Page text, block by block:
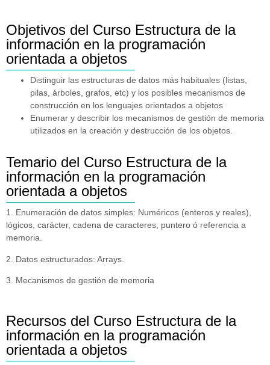
Objetivos del Curso Estructura de la
información en la programación
orientada a objetos
Distinguir las estructuras de datos más habituales (listas,
pilas, árboles, grafos, etc) y los posibles mecanismos de
construcción en los lenguajes orientados a objetos
Enumerar y describir los mecanismos de gestión de memoria
utilizados en la creación y destrucción de los objetos.
Temario del Curso Estructura de la
información en la programación
orientada a objetos
1. Enumeración de datos simples: Numéricos (enteros y reales),
lógicos, carácter, cadena de caracteres, puntero ó referencia a
memoria.
2. Datos estructurados: Arrays.
3. Mecanismos de gestión de memoria
Recursos del Curso Estructura de la
información en la programación
orientada a objetos